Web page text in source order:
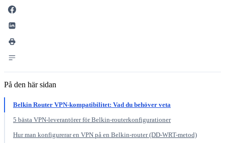
På den här sidan
Belkin Router VPN-kompatibilitet: Vad du behöver veta
5 bästa VPN-leverantörer för Belkin-routerkonfigurationer
Hur man konfigurerar en VPN på en Belkin-router (DD-WRT-metod)